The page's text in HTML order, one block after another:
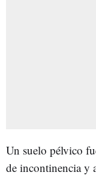
Un suelo pélvico
de incontinencia y